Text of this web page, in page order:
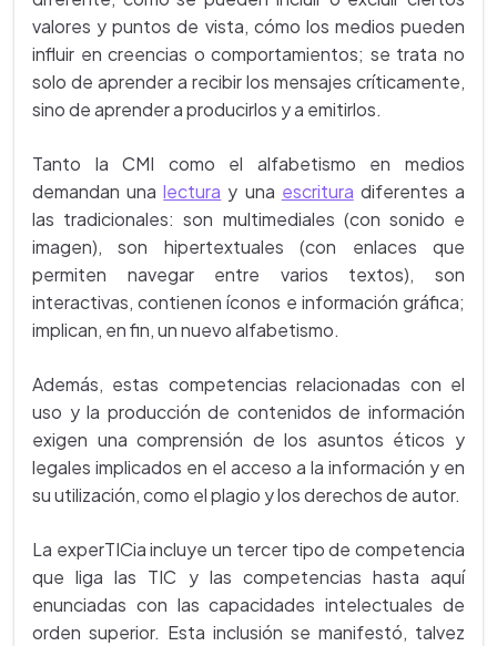
valores y puntos de vista, cómo los medios pueden
influir en creencias o comportamientos; se trata no
solo de aprender a recibir los mensajes críticamente,
sino de aprender a producirlos y a emitirlos.
Tanto la CMI como el alfabetismo en medios
demandan unalectura y una escritura diferentes a
las tradicionales: son multimediales (con sonido e
imagen), son hipertextuales (con enlaces que
permiten navegar entre varios textos), son
interactivas, contienen íconos e información gráfica;
implican, en fin, un nuevo alfabetismo.
Además, estas competencias relacionadas con el
uso y la producción de contenidos de información
exigen una comprensión de los asuntos éticos y
legales implicados en el acceso a la información y en
su utilización, como el plagio y los derechos de autor.
La experTICia incluye un tercer tipo de competencia
que liga las TIC y las competencias hasta aquí
enunciadas con las capacidades intelectuales de
orden superior. Esta inclusión se manifestó, talvez